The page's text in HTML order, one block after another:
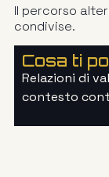
Il percorso
condivise.
Cosa ti
Relazioni di
contesto